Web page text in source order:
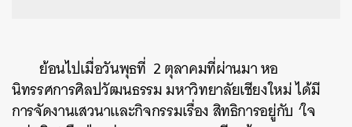
ย้อนไปเมื่อวันพุธที่ 2 ตุลาคมที่ผ่านมา หอ
นิทรรศการศิลปวัฒนธรรม มหาวิทยาลัยเชียงใหม่ ได้มี
การจัดงานเสวนาและกิจกรรมเรื่อง สิทธิการอยู่กับ ‘ใจ